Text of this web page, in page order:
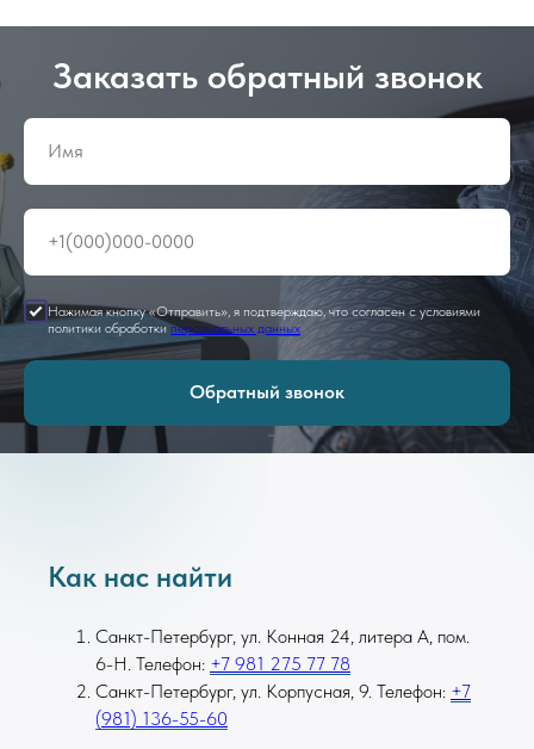
Заказать обратный звонок
Нажимая кнопку «Отправить», я подтверждаю, что согласен с условиями
политики обработкиперсональных данных
Обратный звонок
Как нас найти
Санкт-Петербург, ул. Конная 24, литера А, пом.
6-Н. Телефон: +7 981 275 77 78
Санкт-Петербург, ул. Корпусная, 9. Телефон: +7
(981) 136-55-60